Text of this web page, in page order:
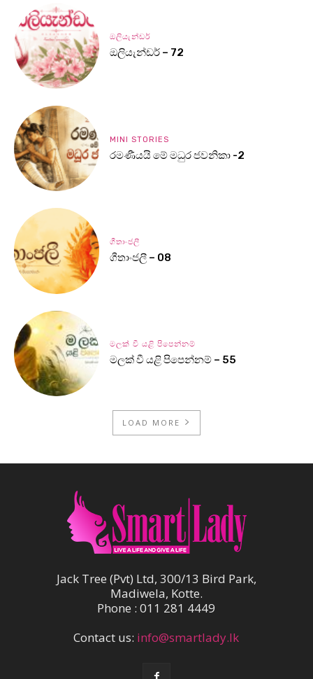
ඔලියැන්ඩර්
ඔලියැන්ඩර් – 72
MINI STORIES
රමණීයයි මේ මධුර ජවනිකා -2
ගීතාංජලී
ගීතාංජලී – 08
මලක් වී යළි පිපෙන්නම්
මලක් වී යළි පිපෙන්නම් – 55
LOAD MORE
Jack Tree (Pvt) Ltd, 300/13 Bird Park,
Madiwela, Kotte.
Phone : 011 281 4449
Contact us: info@smartlady.lk